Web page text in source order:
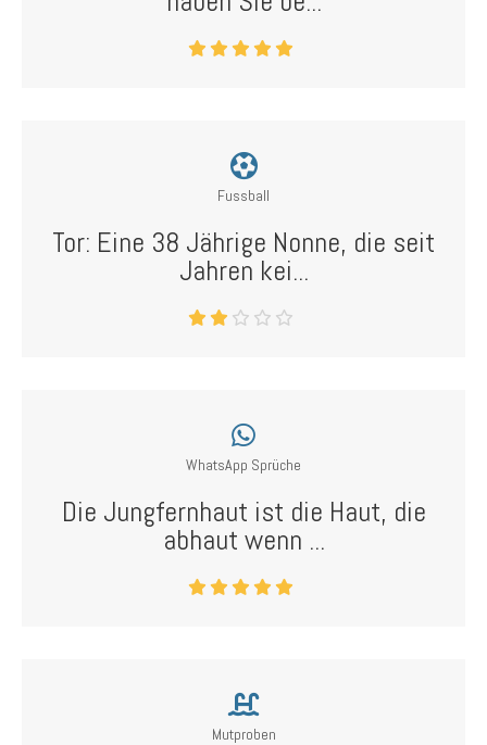
Fussball
Tor: Eine 38 Jährige Nonne, die seit
Jahren kei...
WhatsApp Sprüche
Die Jungfernhaut ist die Haut, die
abhaut wenn ...
Mutproben